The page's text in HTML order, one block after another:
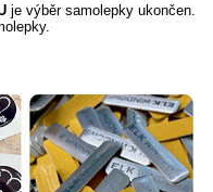
je výběr samolepky ukončen.